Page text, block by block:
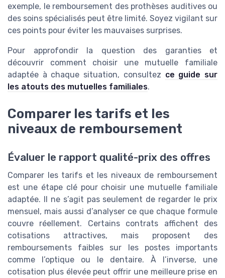
exemple, le remboursement des prothèses auditives ou
des soins spécialisés peut être limité. Soyez vigilant sur
ces points pour éviter les mauvaises surprises.
Pour approfondir la question des garanties et
découvrir comment choisir une mutuelle familiale
adaptée à chaque situation, consultez ce guide sur
les atouts des mutuelles familiales.
Comparer les tarifs et les
niveaux de remboursement
Évaluer le rapport qualité-prix des offres
Comparer les tarifs et les niveaux de remboursement
est une étape clé pour choisir une mutuelle familiale
adaptée. Il ne s’agit pas seulement de regarder le prix
mensuel, mais aussi d’analyser ce que chaque formule
couvre réellement. Certains contrats affichent des
cotisations attractives, mais proposent des
remboursements faibles sur les postes importants
comme l’optique ou le dentaire. À l’inverse, une
cotisation plus élevée peut offrir une meilleure prise en